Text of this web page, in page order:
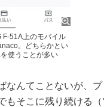
F-51A上のモバイル
。どちらかとい
使うことが多い
んてことないが、プ
もそこに残り続ける